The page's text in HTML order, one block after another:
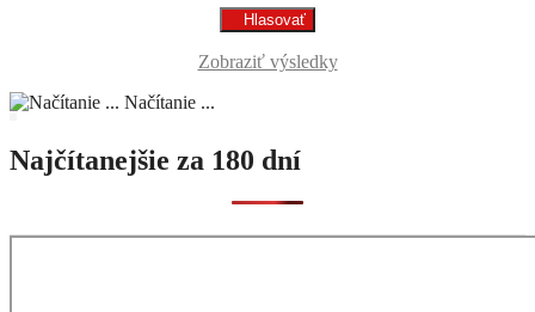
Zobraziť výsledky
Načítanie ...
Najčítanejšie za 180 dní